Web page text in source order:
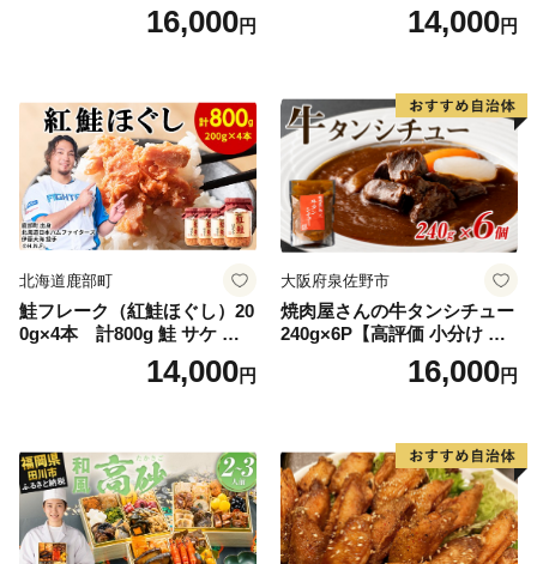
石黒農園 ヨーグルト パン 砂
糖の代わり 香り高い いい香
16,000円
中華 点心 B級グルメ ご当地
野菜 おつまみ おかず 簡単調
ー ギフト お取り寄せ 日高市
14,000円
北海道鹿部町
鮭フレーク（紅鮭ほぐし）20
0g×4本 計800g 鮭 サケ 鮭
ほぐし サケフレーク シャケ
フレーク 鮭フレーク14,000円
大阪府泉佐野市
焼肉屋さんの牛タンシチュー
240g×6P【高評価 小分け 惣
菜 牛たん 一人暮らし 冷凍】
16,000円